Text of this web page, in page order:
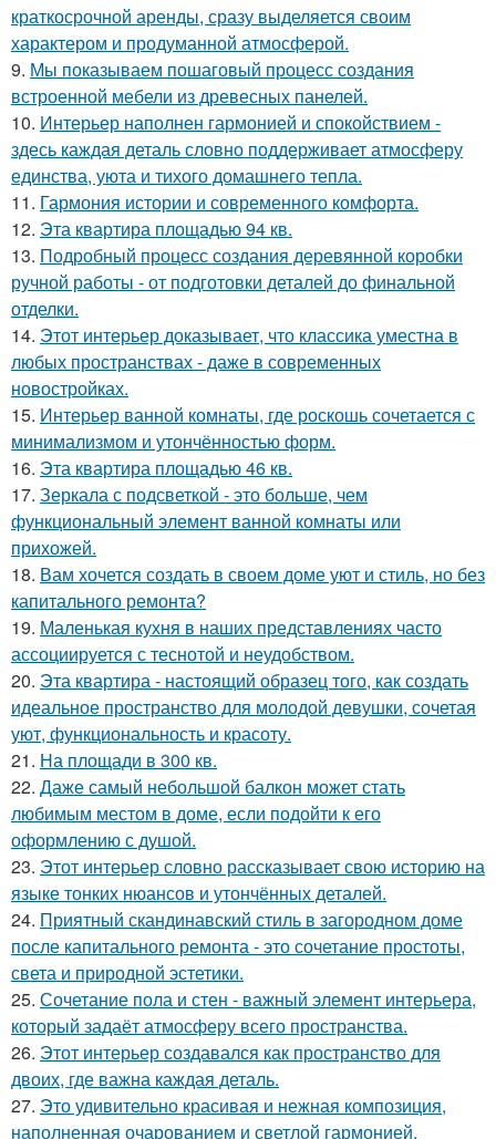
краткосрочной аренды, сразу выделяется своим
характером и продуманной атмосферой.
9. Мы показываем пошаговый процесс создания
встроенной мебели из древесных панелей.
10. Интерьер наполнен гармонией и спокойствием -
здесь каждая деталь словно поддерживает атмосферу
единства, уюта и тихого домашнего тепла.
11. Гармония истории и современного комфорта.
12. Эта квартира площадью 94 кв.
13. Подробный процесс создания деревянной коробки
ручной работы - от подготовки деталей до финальной
отделки.
14. Этот интерьер доказывает, что классика уместна в
любых пространствах - даже в современных
новостройках.
15. Интерьер ванной комнаты, где роскошь сочетается с
минимализмом и утончённостью форм.
16. Эта квартира площадью 46 кв.
17. Зеркала с подсветкой - это больше, чем
функциональный элемент ванной комнаты или
прихожей.
18. Вам хочется создать в своем доме уют и стиль, но без
капитального ремонта?
19. Маленькая кухня в наших представлениях часто
ассоциируется с теснотой и неудобством.
20. Эта квартира - настоящий образец того, как создать
идеальное пространство для молодой девушки, сочетая
уют, функциональность и красоту.
21. На площади в 300 кв.
22. Даже самый небольшой балкон может стать
любимым местом в доме, если подойти к его
оформлению с душой.
23. Этот интерьер словно рассказывает свою историю на
языке тонких нюансов и утончённых деталей.
24. Приятный скандинавский стиль в загородном доме
после капитального ремонта - это сочетание простоты,
света и природной эстетики.
25. Сочетание пола и стен - важный элемент интерьера,
который задаёт атмосферу всего пространства.
26. Этот интерьер создавался как пространство для
двоих, где важна каждая деталь.
27. Это удивительно красивая и нежная композиция,
наполненная очарованием и светлой гармонией.